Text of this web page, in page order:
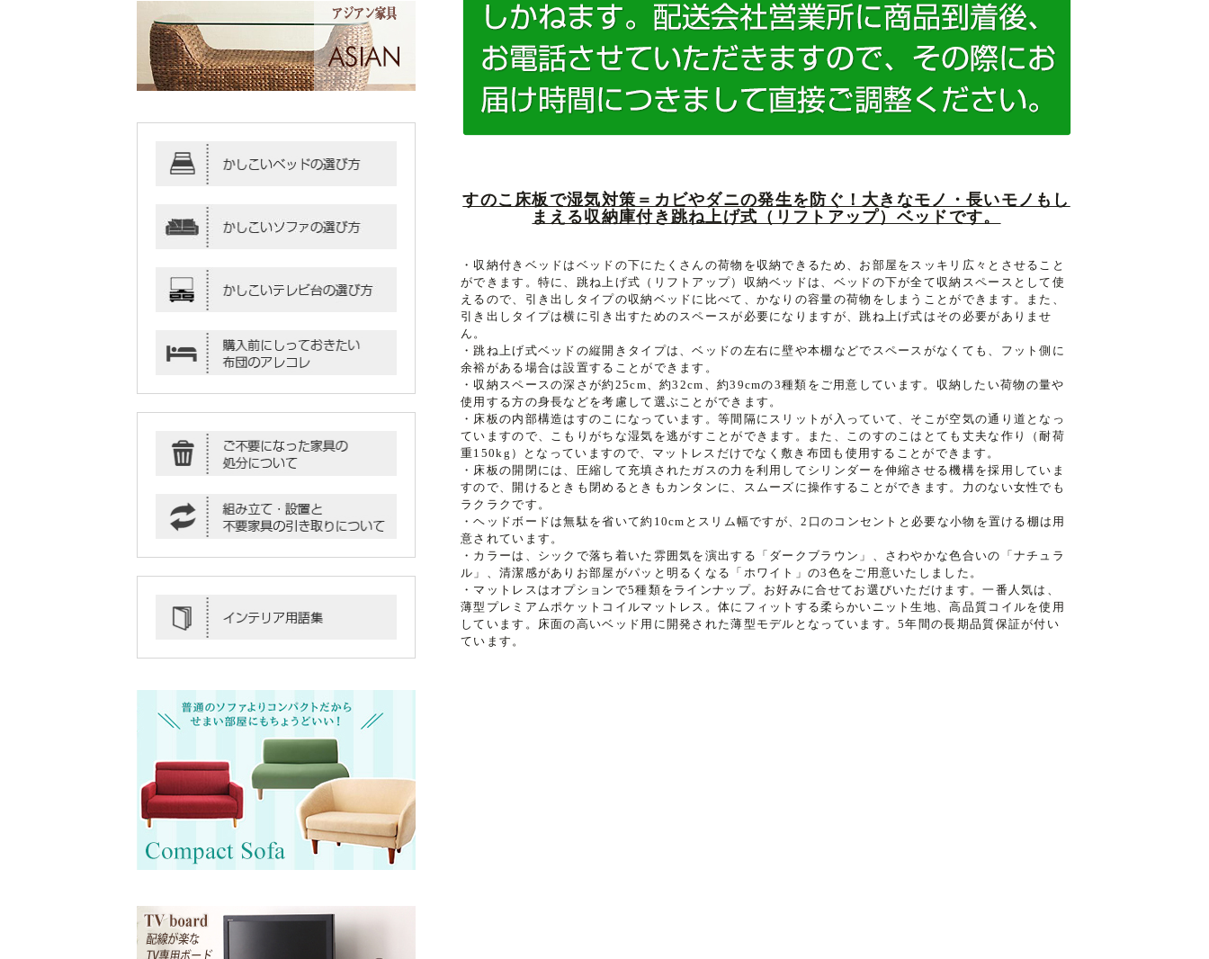
すのこ床板で湿気対策＝カビやダニの発生を防ぐ！大きなモノ・長いモノもし
まえる収納庫付き跳ね上げ式（リフトアップ）ベッドです。
・収納付きベッドはベッドの下にたくさんの荷物を収納できるため、お部屋をスッキリ広々とさせること
ができます。特に、跳ね上げ式（リフトアップ）収納ベッドは、ベッドの下が全て収納スペースとして使
えるので、引き出しタイプの収納ベッドに比べて、かなりの容量の荷物をしまうことができます。また、
引き出しタイプは横に引き出すためのスペースが必要になりますが、跳ね上げ式はその必要がありませ
ん。
・跳ね上げ式ベッドの縦開きタイプは、ベッドの左右に壁や本棚などでスペースがなくても、フット側に
余裕がある場合は設置することができます。
・収納スペースの深さが約25cm、約32cm、約39cmの3種類をご用意しています。収納したい荷物の量や
使用する方の身長などを考慮して選ぶことができます。
・床板の内部構造はすのこになっています。等間隔にスリットが入っていて、そこが空気の通り道となっ
ていますので、こもりがちな湿気を逃がすことができます。また、このすのこはとても丈夫な作り（耐荷
重150kg）となっていますので、マットレスだけでなく敷き布団も使用することができます。
・床板の開閉には、圧縮して充填されたガスの力を利用してシリンダーを伸縮させる機構を採用していま
すので、開けるときも閉めるときもカンタンに、スムーズに操作することができます。力のない女性でも
ラクラクです。
・ヘッドボードは無駄を省いて約10cmとスリム幅ですが、2口のコンセントと必要な小物を置ける棚は用
意されています。
・カラーは、シックで落ち着いた雰囲気を演出する「ダークブラウン」、さわやかな色合いの「ナチュラ
ル」、清潔感がありお部屋がパッと明るくなる「ホワイト」の3色をご用意いたしました。
・マットレスはオプションで5種類をラインナップ。お好みに合せてお選びいただけます。一番人気は、
薄型プレミアムポケットコイルマットレス。体にフィットする柔らかいニット生地、高品質コイルを使用
しています。床面の高いベッド用に開発された薄型モデルとなっています。5年間の長期品質保証が付い
ています。